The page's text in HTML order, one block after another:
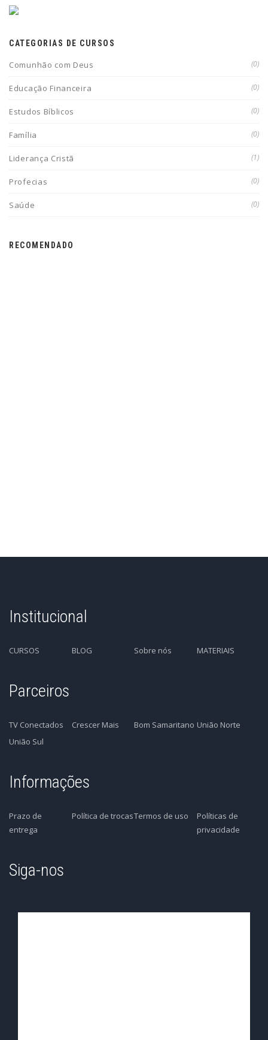
CATEGORIAS DE CURSOS
Comunhão com Deus (0)
Educação Financeira (0)
Estudos Bíblicos (0)
Família (0)
Liderança Cristã (1)
Profecias (0)
Saúde (0)
RECOMENDADO
Institucional
CURSOS BLOG Sobre nós MATERIAIS
Parceiros
TV Conectados Crescer Mais Bom Samaritano União Norte
União Sul
Informações
Prazo de
entrega
Política de trocasTermos de uso
Políticas de
privacidade
Siga-nos